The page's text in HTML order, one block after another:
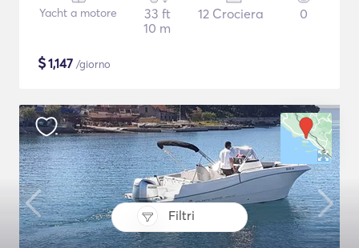
Filtri
Yacht a motore
33 ft
10 m
12 Crociera 0
$1,147 /giorno